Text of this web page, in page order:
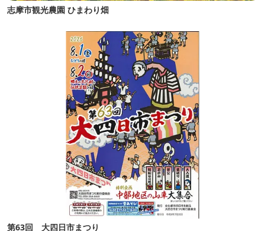
志摩市観光農園 ひまわり畑
第63回 大四日市まつり